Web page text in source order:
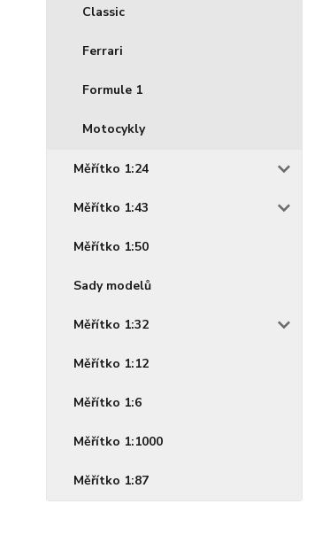
Classic
Ferrari
Formule 1
Motocykly
Měřítko 1:24
Měřítko 1:43
Měřítko 1:50
Sady modelů
Měřítko 1:32
Měřítko 1:12
Měřítko 1:6
Měřítko 1:1000
Měřítko 1:87